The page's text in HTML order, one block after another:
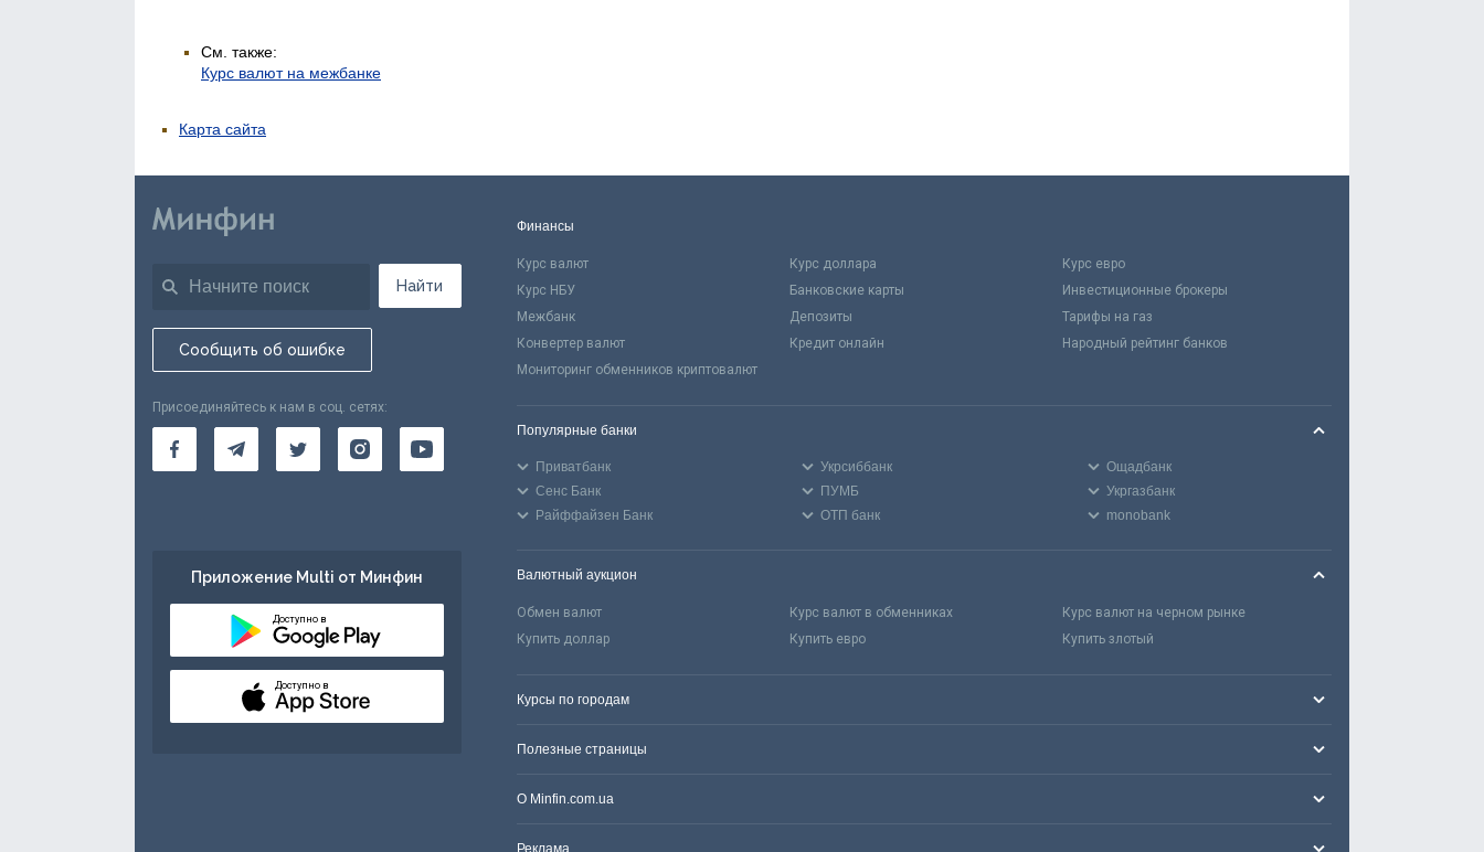
См. также:
Курс валют на межбанке
Карта сайта
Найти
Сообщить об ошибке
Присоединяйтесь к нам в соц. сетях:
Приложение Multi от Минфин
Доступно в
Доступно в
Финансы
Курс валют Курс доллара
Курс евро
Курс НБУ
Банковские карты
Инвестиционные брокеры
Межбанк
Депозиты
Тарифы на газ
Конвертер валют
Кредит онлайн
Народный рейтинг банков
Мониторинг обменников криптовалют
Популярные банки
Приватбанк Укрсиббанк
Ощадбанк
Сенс Банк
ПУМБ
Укргазбанк
Райффайзен Банк
ОТП банк monobank
Валютный аукцион
Обмен валют Курс валют в обменниках
Курс валют на черном рынке
Купить доллар
Купить евро Купить злотый
Курсы по городам
Полезные страницы
О Minfin.com.ua